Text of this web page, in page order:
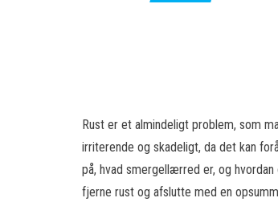
Rust er et almindeligt problem, som
irriterende og skadeligt, da det kan
på, hvad smergellærred er, og
fjerne rust og afslutte med en